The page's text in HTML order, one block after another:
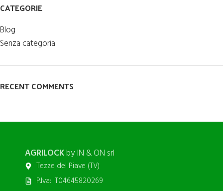
CATEGORIE
Blog
Senza categoria
RECENT COMMENTS
AGRILOCKby IN & ON srl
Tezze del Piave (TV)
P.Iva: IT04645820269